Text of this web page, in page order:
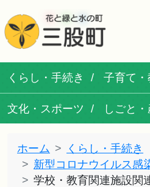
くらし・手続き 子育て・
文化・スポーツ しごと
ホーム
くらし・手続き
新型コロナウイルス感
学校・教育関連施設関